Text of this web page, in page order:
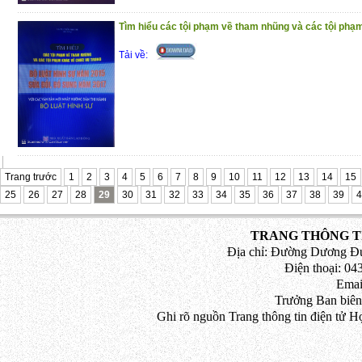
Tìm hiểu các tội phạm về tham nhũng và các tội
Tải về:
Trang trước 1 2 3 4 5 6 7 8 9 10 11 12 13 14
15
25
26 27 28 29 30 31 32 33 34 35 36 37 38 39
TRANG THÔNG
Địa chỉ: Đường Dương
Điện thoại:
Trưởng Ban
Ghi rõ nguồn Trang thông tin điện tử